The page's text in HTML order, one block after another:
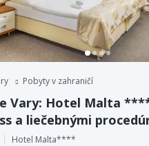
Pobyty v zahraničí
Vary: Hotel Malta
a liečebnými
aj polpenziou.
Hotel Malta****